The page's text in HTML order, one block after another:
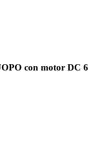
con motor DC 6